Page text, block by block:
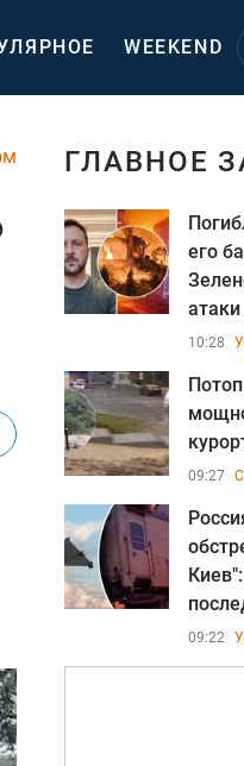
WEEKEND
ГЛАВНОЕ
его
10:28
09:27
09:22